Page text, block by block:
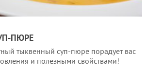
ПЮРЕ
тыквенный суп-пюре порадует вас
и полезными свойствами!